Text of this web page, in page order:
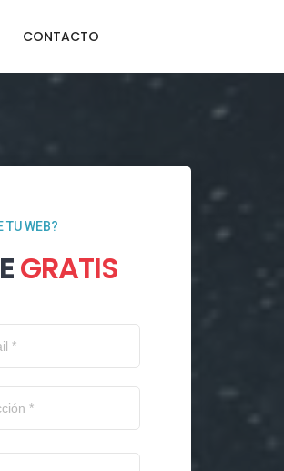
CONTACTO
TU WEB?
GRATIS